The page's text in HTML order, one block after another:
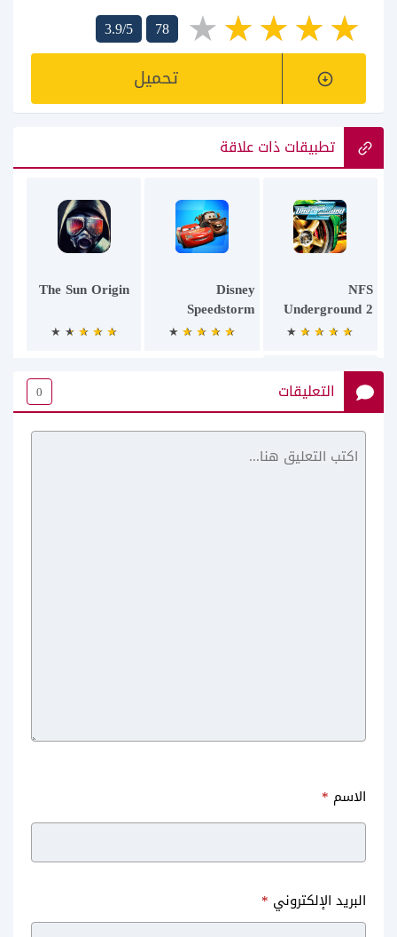
3.9/5 78
تحميل
تطبيقات ذات علاقة
NFS
Underground 2
Disney
Speedstorm
The Sun Origin‏
Forza Horizon 4
التعليقات 0
الاسم *
البريد الإلكتروني *